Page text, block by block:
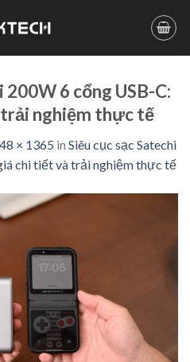
200W 6 cổng USB-C:
nghiệm thực tế
× 1365 in Siêu cục sạc Satechi
chi tiết và trải nghiệm thực tế